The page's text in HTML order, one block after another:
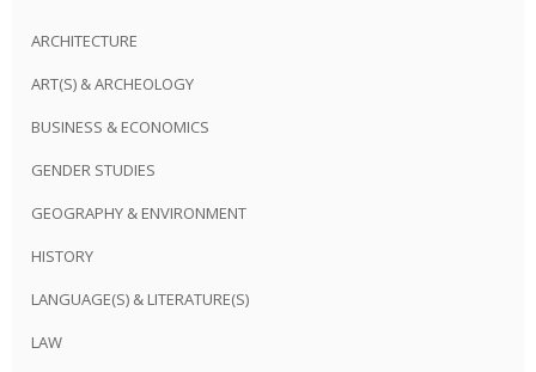
ARCHITECTURE
ART(S) & ARCHEOLOGY
BUSINESS & ECONOMICS
GENDER STUDIES
GEOGRAPHY & ENVIRONMENT
HISTORY
LANGUAGE(S) & LITERATURE(S)
LAW